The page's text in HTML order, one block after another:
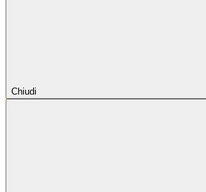
Chiudi